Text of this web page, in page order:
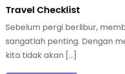
Travel Checklist
Sebelum pergi berlibur,
sangatlah penting. Dengan
kita tidak akan […]